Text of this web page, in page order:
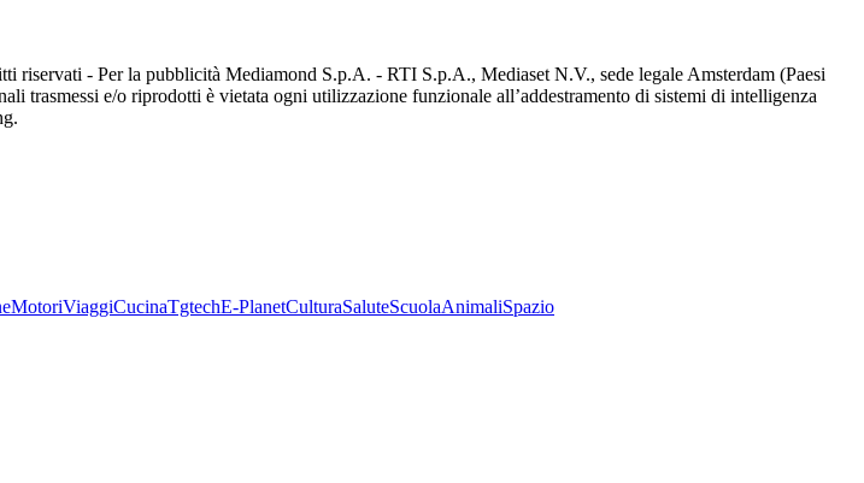
riservati - Per la pubblicità Mediamond S.p.A. - RTI S.p.A., Mediaset N.V., sede legale Amsterdam (Paesi
trasmessi e/o riprodotti è vietata ogni utilizzazione funzionale all’addestramento di sistemi di intelligenza
MotoriViaggiCucinaTgtechE-PlanetCulturaSaluteScuolaAnimaliSpazio